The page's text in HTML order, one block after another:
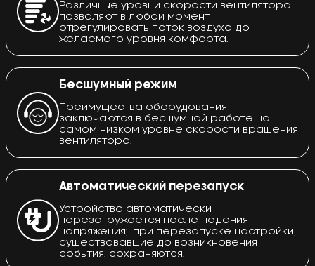
Различные уровни скорости вентилятора
позволяют в любой момент
отрегулировать поток воздуха до
желаемого уровня комфорта.
Бесшумный режим
Преимущества оборудования
заключаются в бесшумной работе на
самом низком уровне скорости вращения
вентилятора.
Автоматический перезапуск
Устройство автоматически
перезагружается после падения
напряжения; при перезапуске настройки,
существовавшие до возникновения
события, сохраняются.